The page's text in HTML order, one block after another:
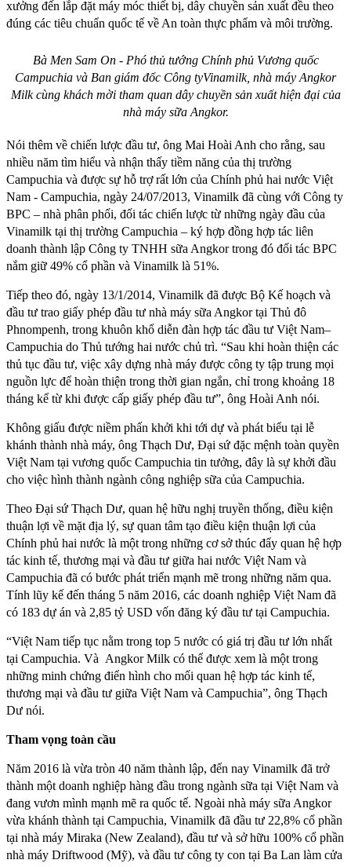
xưởng đến lắp đặt máy móc thiết bị, dây chuyền sản xuất đều theo
đúng các tiêu chuẩn quốc tế về An toàn thực phẩm và môi trường.
Bà Men Sam On - Phó thủ tướng Chính phủ Vương quốc
Campuchia và Ban giám đốc Công tyVinamilk, nhà máy Angkor
Milk cùng khách mời tham quan dây chuyền sản xuất hiện đại của
nhà máy sữa Angkor.
Nói thêm về chiến lược đầu tư, ông Mai Hoài Anh cho rằng, sau
nhiều năm tìm hiểu và nhận thấy tiềm năng của thị trường
Campuchia và được sự hỗ trợ rất lớn của Chính phủ hai nước Việt
Nam - Campuchia, ngày 24/07/2013, Vinamilk đã cùng với Công ty
BPC – nhà phân phối, đối tác chiến lược từ những ngày đầu của
Vinamilk tại thị trường Campuchia – ký hợp đồng hợp tác liên
doanh thành lập Công ty TNHH sữa Angkor trong đó đối tác BPC
nắm giữ 49% cổ phần và Vinamilk là 51%.
Tiếp theo đó, ngày 13/1/2014, Vinamilk đã được Bộ Kế hoạch và
đầu tư trao giấy phép đầu tư nhà máy sữa Angkor tại Thủ đô
Phnompenh, trong khuôn khổ diễn đàn hợp tác đầu tư Việt Nam–
Campuchia do Thủ tướng hai nước chủ trì. “Sau khi hoàn thiện các
thủ tục đầu tư, việc xây dựng nhà máy được công ty tập trung mọi
nguồn lực để hoàn thiện trong thời gian ngắn, chỉ trong khoảng 18
tháng kể từ khi được cấp giấy phép đầu tư”, ông Hoài Anh nói.
Không giấu được niềm phấn khởi khi tới dự và phát biểu tại lễ
khánh thành nhà máy, ông Thạch Dư, Đại sứ đặc mệnh toàn quyền
Việt Nam tại vương quốc Campuchia tin tưởng, đây là sự khởi đầu
cho việc hình thành ngành công nghiệp sữa của Campuchia.
Theo Đại sứ Thạch Dư, quan hệ hữu nghị truyền thống, điều kiện
thuận lợi về mặt địa lý, sự quan tâm tạo điều kiện thuận lợi của
Chính phủ hai nước là một trong những cơ sở thúc đẩy quan hệ hợp
tác kinh tế, thương mại và đầu tư giữa hai nước Việt Nam và
Campuchia đã có bước phát triển mạnh mẽ trong những năm qua.
Tính lũy kế đến tháng 5 năm 2016, các doanh nghiệp Việt Nam đã
có 183 dự án và 2,85 tỷ USD vốn đăng ký đầu tư tại Campuchia.
“Việt Nam tiếp tục nằm trong top 5 nước có giá trị đầu tư lớn nhất
tại Campuchia. Và Angkor Milk có thể được xem là một trong
những minh chứng điển hình cho mối quan hệ hợp tác kinh tế,
thương mại và đầu tư giữa Việt Nam và Campuchia”, ông Thạch
Dư nói.
Tham vọng toàn cầu
Năm 2016 là vừa tròn 40 năm thành lập, đến nay Vinamilk đã trở
thành một doanh nghiệp hàng đầu trong ngành sữa tại Việt Nam và
đang vươn mình mạnh mẽ ra quốc tế. Ngoài nhà máy sữa Angkor
vừa khánh thành tại Campuchia, Vinamilk đã đầu tư 22,8% cổ phần
tại nhà máy Miraka (New Zealand), đầu tư và sở hữu 100% cổ phần
nhà máy Driftwood (Mỹ), và đầu tư công ty con tại Ba Lan làm cửa